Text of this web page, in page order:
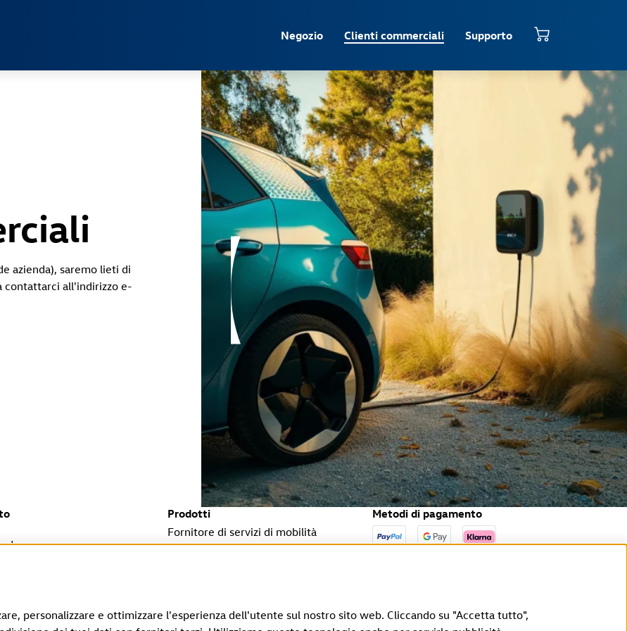
Negozio Clienti commerciali Supporto
azienda), saremo lieti di
contattarci all'indirizzo e-
Prodotti
Fornitore di servizi di mobilità
Metodi di pagamento
personalizzare e ottimizzare l'esperienza dell'utente sul nostro sito web. Cliccando su "Accetta tutto",